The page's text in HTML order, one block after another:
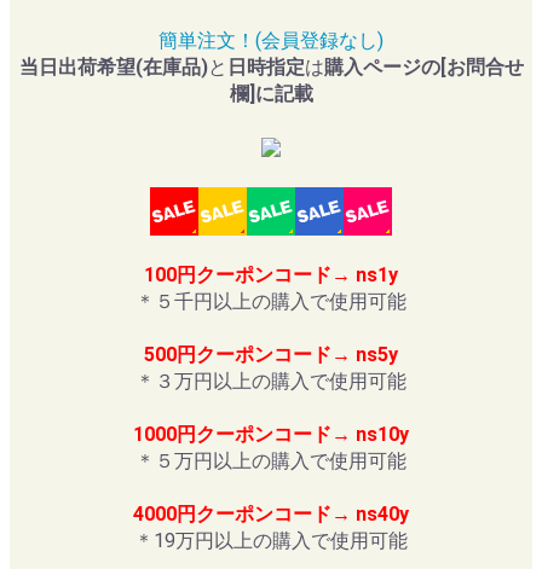
簡単注文！(会員登録なし)
当日出荷希望(在庫品)と 日時指定は購入ページの[お問合せ
欄]に記載
100円クーポンコード→ ns1y
＊５千円以上の購入で使用可能
500円クーポンコード→ ns5y
＊３万円以上の購入で使用可能
1000円クーポンコード→ ns10y
＊５万円以上の購入で使用可能
4000円クーポンコード→ ns40y
＊19万円以上の購入で使用可能